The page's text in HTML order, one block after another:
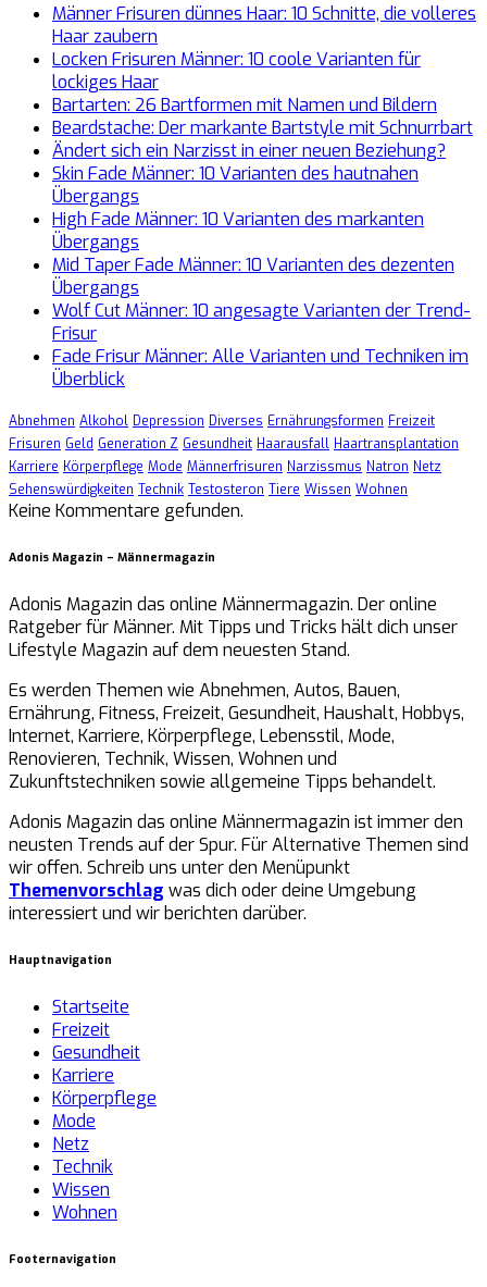
Männer Frisuren dünnes Haar: 10 Schnitte, die volleres
Haar zaubern
Locken Frisuren Männer: 10 coole Varianten für
lockiges Haar
Bartarten: 26 Bartformen mit Namen und Bildern
Beardstache: Der markante Bartstyle mit Schnurrbart
Ändert sich ein Narzisst in einer neuen Beziehung?
Skin Fade Männer: 10 Varianten des hautnahen
Übergangs
High Fade Männer: 10 Varianten des markanten
Übergangs
Mid Taper Fade Männer: 10 Varianten des dezenten
Übergangs
Wolf Cut Männer: 10 angesagte Varianten der Trend-
Frisur
Fade Frisur Männer: Alle Varianten und Techniken im
Überblick
Abnehmen Alkohol Depression Diverses Ernährungsformen Freizeit
Frisuren Geld Generation Z Gesundheit Haarausfall Haartransplantation
Karriere Körperpflege Mode Männerfrisuren Narzissmus Natron Netz
Sehenswürdigkeiten Technik Testosteron Tiere Wissen Wohnen
Keine Kommentare gefunden.
Adonis Magazin – Männermagazin
Adonis Magazin das online Männermagazin. Der online
Ratgeber für Männer. Mit Tipps und Tricks hält dich unser
Lifestyle Magazin auf dem neuesten Stand.
Es werden Themen wie Abnehmen, Autos, Bauen,
Ernährung, Fitness, Freizeit, Gesundheit, Haushalt, Hobbys,
Internet, Karriere, Körperpflege, Lebensstil, Mode,
Renovieren, Technik, Wissen, Wohnen und
Zukunftstechniken sowie allgemeine Tipps behandelt.
Adonis Magazin das online Männermagazin ist immer den
neusten Trends auf der Spur. Für Alternative Themen sind
wir offen. Schreib uns unter den Menüpunkt
Themenvorschlag was dich oder deine Umgebung
interessiert und wir berichten darüber.
Hauptnavigation
Startseite
Freizeit
Gesundheit
Karriere
Körperpflege
Mode
Netz
Technik
Wissen
Wohnen
Footernavigation